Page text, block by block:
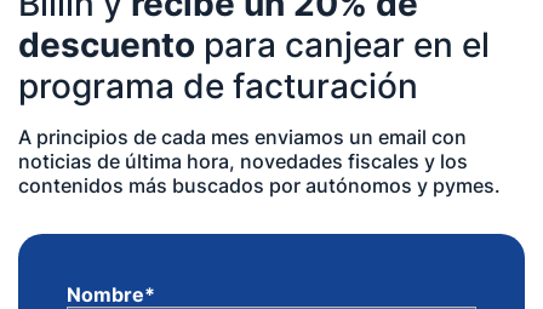
descuento para canjear en el
programa de facturación
A principios de cada mes enviamos un email con
noticias de última hora, novedades fiscales y los
contenidos más buscados por autónomos y pymes.
Nombre*